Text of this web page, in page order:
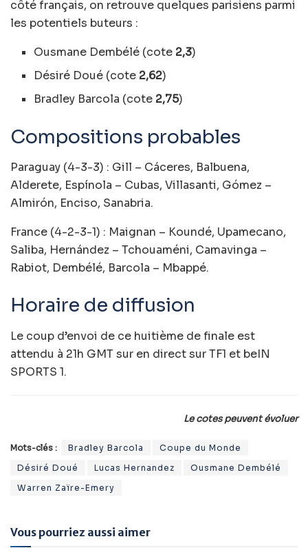
côté français, on retrouve quelques parisiens parmi
les potentiels buteurs :
Ousmane Dembélé (cote 2,3)
Désiré Doué (cote 2,62)
Bradley Barcola (cote 2,75)
Compositions probables
Paraguay (4-3-3) : Gill – Cáceres, Balbuena,
Alderete, Espínola – Cubas, Villasanti, Gómez –
Almirón, Enciso, Sanabria.
France (4-2-3-1) : Maignan – Koundé, Upamecano,
Saliba, Hernández – Tchouaméni, Camavinga –
Rabiot, Dembélé, Barcola – Mbappé.
Horaire de diffusion
Le coup d’envoi de ce huitième de finale est
attendu à 21h GMT sur en direct surTF1 et beIN
SPORTS 1.
Le cotes peuvent évoluer
Mots-clés : Bradley Barcola
Coupe du Monde
Désiré Doué
Lucas Hernandez
Ousmane Dembélé
Warren Zaïre-Emery
Vous pourriez aussi aimer